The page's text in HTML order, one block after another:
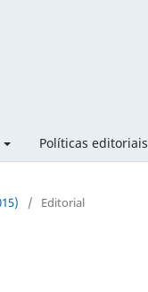
Políticas editoriais
/ Editorial